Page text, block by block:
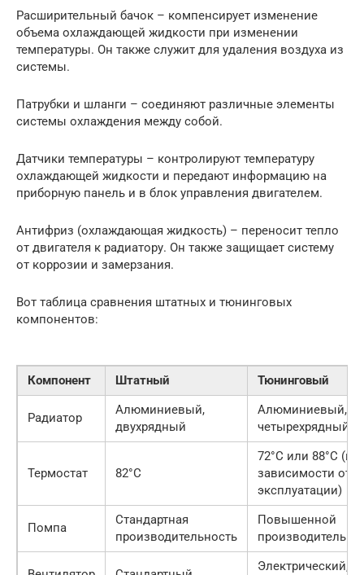
Расширительный бачок – компенсирует изменение
объема охлаждающей жидкости при изменении
температуры. Он также служит для удаления воздуха из
системы.
Патрубки и шланги – соединяют различные элементы
системы охлаждения между собой.
Датчики температуры – контролируют температуру
охлаждающей жидкости и передают информацию на
приборную панель и в блок управления двигателем.
Антифриз (охлаждающая жидкость) – переносит тепло
от двигателя к радиатору. Он также защищает систему
от коррозии и замерзания.
Вот таблица сравнения штатных и тюнинговых
компонентов:
Компонент Штатный Тюнинговый
Радиатор
Алюминиевый,
двухрядный
Алюминиевый,
четырехрядный
Термостат 82°C
72°C или 88°C (в
зависимости от
эксплуатации)
Помпа
Стандартная
производительность
Повышенной
Электрический, с